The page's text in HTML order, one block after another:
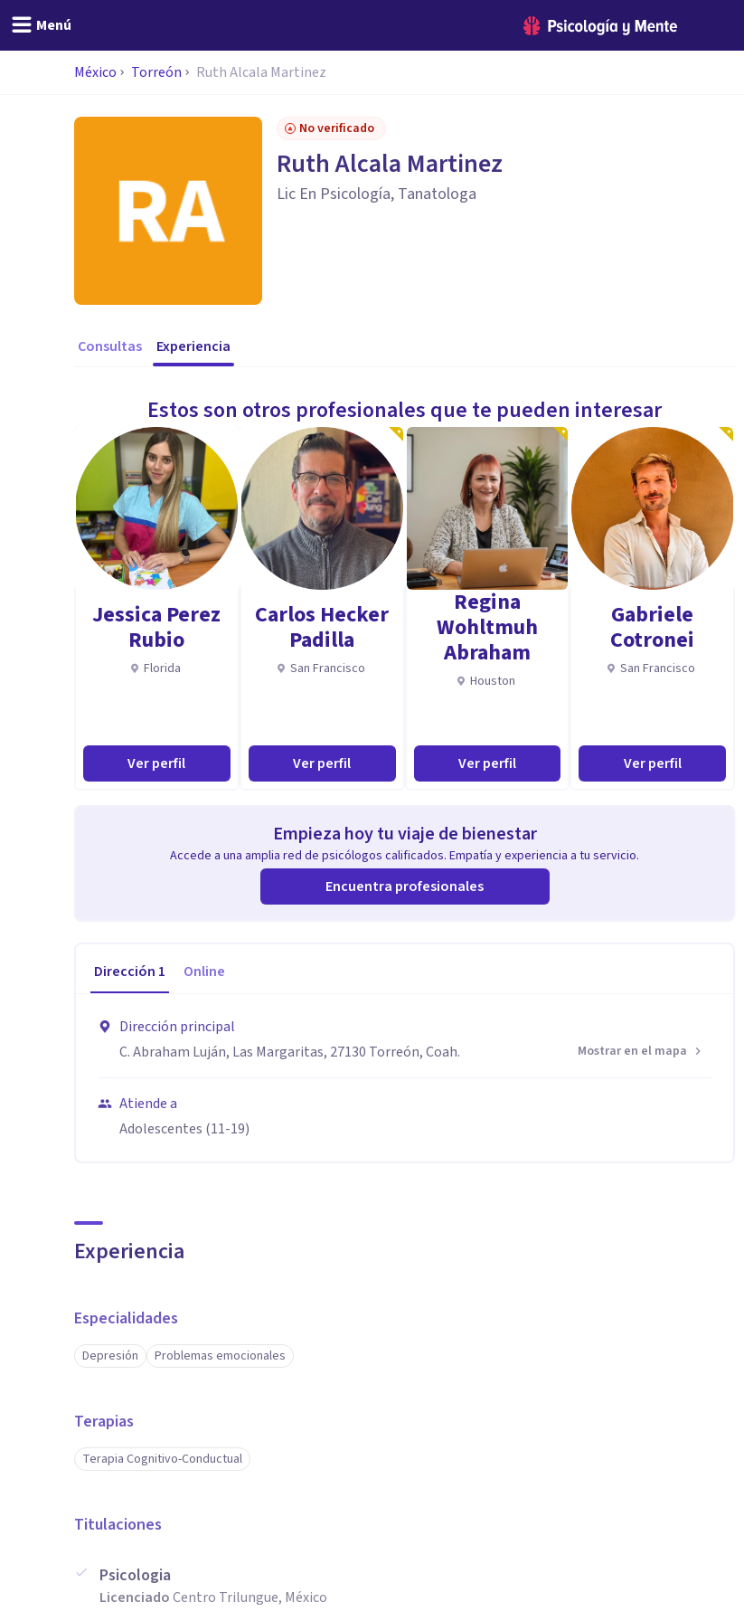
Menú
México Torreón Ruth Alcala Martinez
No verificado
Ruth Alcala Martinez
Lic En Psicología, Tanatologa
Consultas Experiencia
Estos son otros profesionales que te pueden interesar
Jessica Perez
Rubio
Florida
Ver perfil
Carlos Hecker
Padilla
San Francisco
Ver perfil
Regina
Wohltmuh
Abraham
Houston
Ver perfil
Gabriele
Cotronei
San Francisco
Ver perfil
Empieza hoy tu viaje de bienestar
Accede a una amplia red de psicólogos calificados. Empatía y experiencia a tu servicio.
Encuentra profesionales
Dirección 1 Online
Dirección principal
C. Abraham Luján, Las Margaritas, 27130 Torreón, Coah.
Mostrar en el mapa
Atiende a
Adolescentes (11-19)
Experiencia
Especialidades
Depresión Problemas emocionales
Terapias
Terapia Cognitivo-Conductual
Titulaciones
Psicologia
LicenciadoCentro Trilungue, México